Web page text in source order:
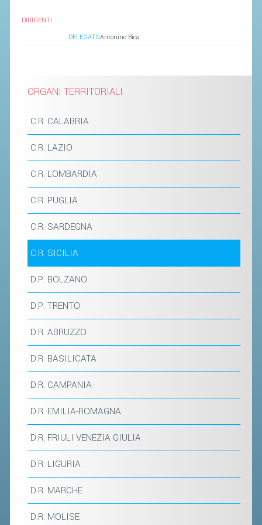
DIRIGENTI
DELEGATOAntonino Bica
ORGANI TERRITORIALI
C.R. CALABRIA
C.R. LAZIO
C.R. LOMBARDIA
C.R. PUGLIA
C.R. SARDEGNA
C.R. SICILIA
D.P. BOLZANO
D.P. TRENTO
D.R. ABRUZZO
D.R. BASILICATA
D.R. CAMPANIA
D.R. EMILIA-ROMAGNA
D.R. FRIULI VENEZIA GIULIA
D.R. LIGURIA
D.R. MARCHE
D.R. MOLISE
REGOLAMENTI
STAFF TECNICO
SCHEDE ATLETI
VOLA CON NOI
COMMISSIONE ATLETI
TESSERAMENTO